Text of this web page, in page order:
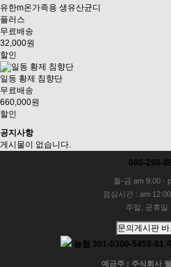
유한m온가족용 생유산균디
플러스
무료배송
32,000원
할인
일동 황제 침향단
무료배송
660,000원
할인
공지사항
게시물이 없습니다.
080-298-
월-금 am 9:00 -
점심시간 : am
주말, 공휴일
문의게시판 바
농협 301-0300-5459-81
예금주 : 주식회사